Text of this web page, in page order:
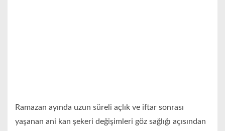
Ramazan ayında uzun süreli açlık ve iftar sonrası
yaşanan ani kan şekeri değişimleri göz sağlığı açısından